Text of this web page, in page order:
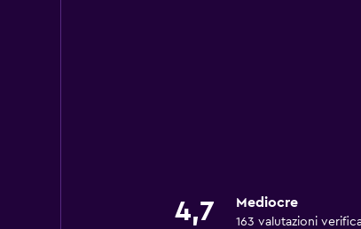
4,7 Mediocre
163 valutazioni